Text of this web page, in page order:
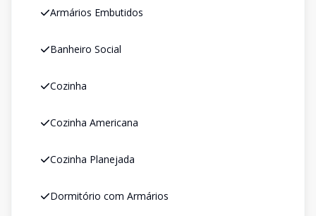
Armários Embutidos
Banheiro Social
Cozinha
Cozinha Americana
Cozinha Planejada
Dormitório com Armários